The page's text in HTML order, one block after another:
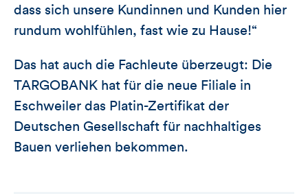
dass sich unsere Kundinnen und Kunden hier
rundum wohlfühlen, fast wie zu Hause!“
Das hat auch die Fachleute überzeugt: Die
TARGOBANK hat für die neue Filiale in
Eschweiler das Platin-Zertifikat der
Deutschen Gesellschaft für nachhaltiges
Bauen verliehen bekommen.